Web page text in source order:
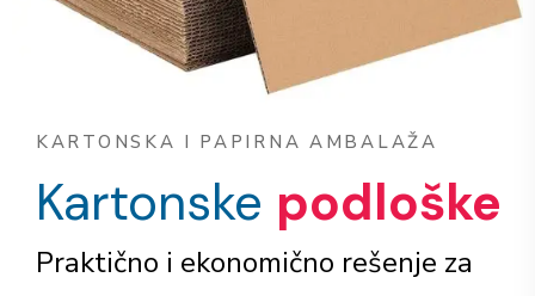
KARTONSKA I PAPIRNA AMBALAŽA
Kartonske podloške
Praktično i ekonomično rešenje za